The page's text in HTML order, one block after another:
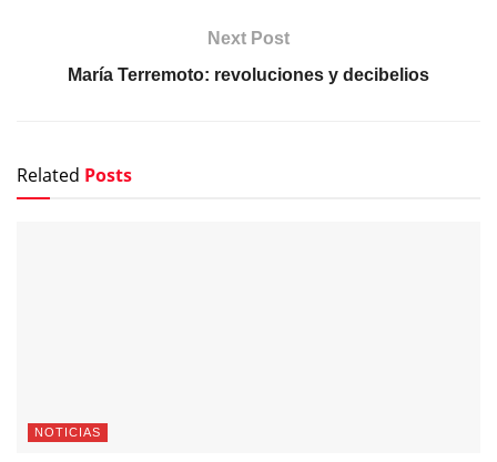
Next Post
María Terremoto: revoluciones y decibelios
Related Posts
NOTICIAS